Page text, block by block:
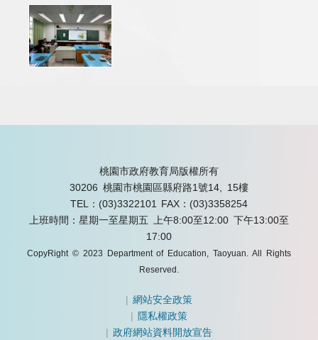
桃園市政府教育局版權所有
30206 桃園市桃園區縣府路1號14, 15樓
TEL：(03)3322101
FAX：(03)3358254
上班時間：星期一至星期五 上午8:00至12:00 下午13:00至
17:00
CopyRight © 2023 Department of Education, Taoyuan. All Rights
Reserved.
|網站安全政策
| 隱私權政策
|政府網站資料開放宣告